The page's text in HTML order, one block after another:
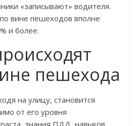
«записывают» водителя.
вине пешеходов вполне
и более.
пешехода
на улицу, становится
от его уровня